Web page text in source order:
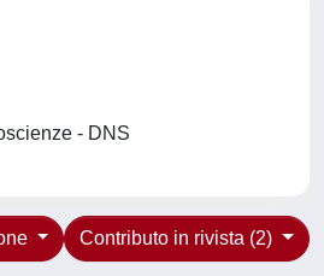
- DNS
Contributo in rivista (2)